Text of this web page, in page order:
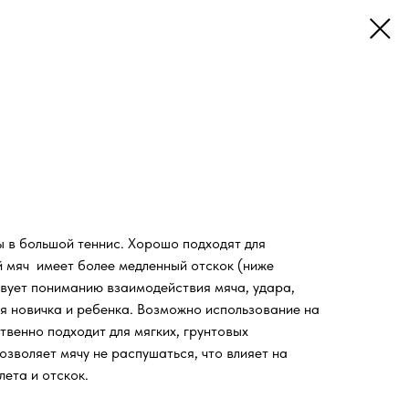
в большой теннис. Хорошо подходят для
имеет более медленный отскок (ниже
пониманию взаимодействия мяча, удара,
новичка и ребенка. Возможно использование на
подходит для мягких, грунтовых
мячу не распушаться, что влияет на
и отскок.